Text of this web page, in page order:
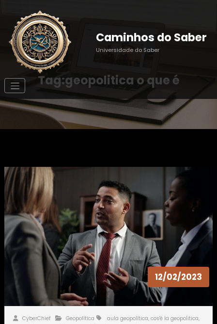
conteúdo
Caminhos do Saber
Universidade do Saber
Tag:geopolitica o que é
12/02/2023
CyberChief Geopolítica aula geopolítica, cos'è la geopolitica,